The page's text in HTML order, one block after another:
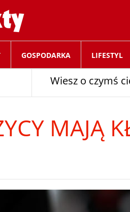
GOSPODARKA LIFESTYL
Wiesz o czymś
MAJĄ